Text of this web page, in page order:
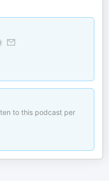
to this podcast per